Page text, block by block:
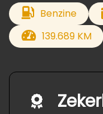
Benzine
139.689 KM